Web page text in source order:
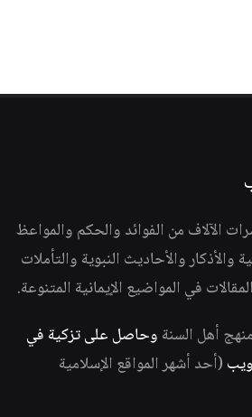
الآلاف من الفوائد والحكم والمواعظ
والأذكار والأحاديث النبوية والتأملات
في المواضيع الإيمانية المتنوعة.
أهل السنة وحاصل على تزكية في
(أحد أشهر المواقع الإسلامية